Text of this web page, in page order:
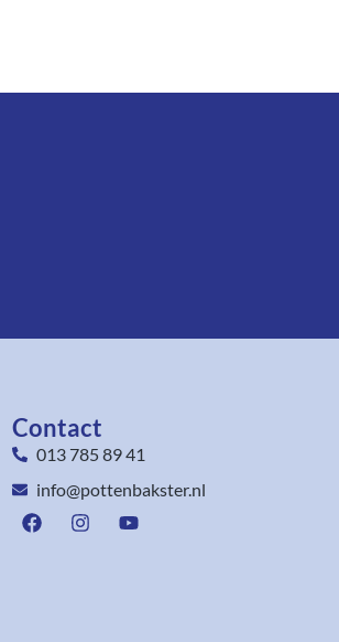
Contact
013 785 89 41
info@pottenbakster.nl